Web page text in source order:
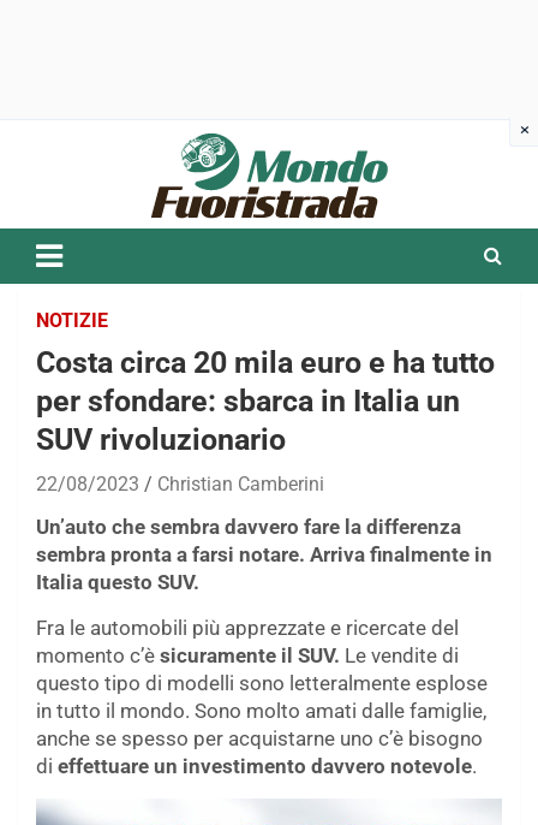
NOTIZIE
Costa circa 20 mila euro e ha tutto
per sfondare: sbarca in Italia un
SUV rivoluzionario
22/08/2023 Christian Camberini
Un’auto che sembra davvero fare la differenza
sembra pronta a farsi notare. Arriva finalmente in
Italia questo SUV.
Fra le automobili più apprezzate e ricercate del
momento c’è sicuramente il SUV. Le vendite di
questo tipo di modelli sono letteralmente esplose
in tutto il mondo. Sono molto amati dalle famiglie,
anche se spesso per acquistarne uno c’è bisogno
di effettuare un investimento davvero notevole.